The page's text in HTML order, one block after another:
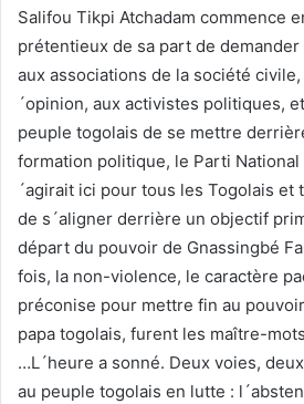
Salifou Tikpi Atchadam commence
prétentieux de sa part de
aux associations de la société
´opinion, aux activistes politiques,
peuple togolais de se mettre
formation politique, le Parti National
´agirait ici pour tous les Togolais et
de s´aligner derrière un objectif
départ du pouvoir de Gnassingbé
fois, la non-violence, le caractère
préconise pour mettre fin au
papa togolais, furent les maître-
…L´heure a sonné. Deux voies,
au peuple togolais en lutte :